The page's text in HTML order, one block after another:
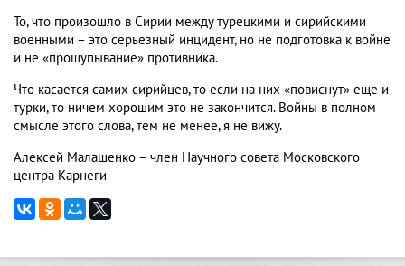
То, что произошло в Сирии между турецкими и сирийскими
военными – это серьезный инцидент, но не подготовка к войне
и не «прощупывание» противника.
Что касается самих сирийцев, то если на них «повиснут» еще и
турки, то ничем хорошим это не закончится. Войны в полном
смысле этого слова, тем не менее, я не вижу.
Алексей Малашенко – член Научного совета Московского
центра Карнеги